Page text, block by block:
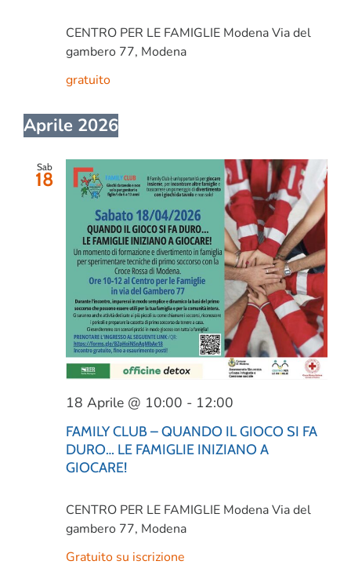
CENTRO PER LE FAMIGLIE ModenaVia del
gambero 77, Modena
gratuito
Aprile 2026
Sab
18
FAMILY CLUB – QUANDO IL GIOCO SI FA
DURO… LE FAMIGLIE INIZIANO A
GIOCARE!
18 Aprile @ 10:00 - 12:00
CENTRO PER LE FAMIGLIE ModenaVia del
gambero 77, Modena
Gratuito su iscrizione